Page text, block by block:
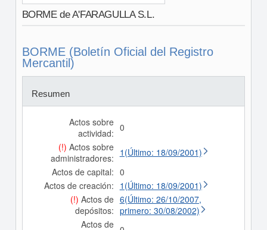
BORME de A'FARAGULLA S.L.
BORME (Boletín Oficial del Registro
Mercantil)
Resumen
Actos sobre
actividad: 0
(!) Actos sobre
administradores: 1(Último: 18/09/2001)
Actos de capital: 0
Actos de creación: 1(Último: 18/09/2001)
(!) Actos de
depósitos:
6(Último: 26/10/2007,
primero: 30/08/2002)
Actos de